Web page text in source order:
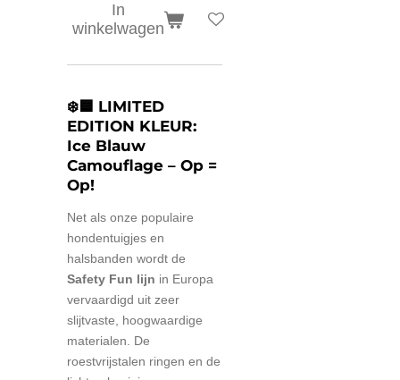
In
winkelwagen
❄️🟦 LIMITED
EDITION KLEUR:
Ice Blauw
Camouflage – Op =
Op!
Net als onze populaire
hondentuigjes en
halsbanden wordt de
Safety Fun lijn in Europa
vervaardigd uit zeer
slijtvaste, hoogwaardige
materialen. De
roestvrijstalen ringen en de